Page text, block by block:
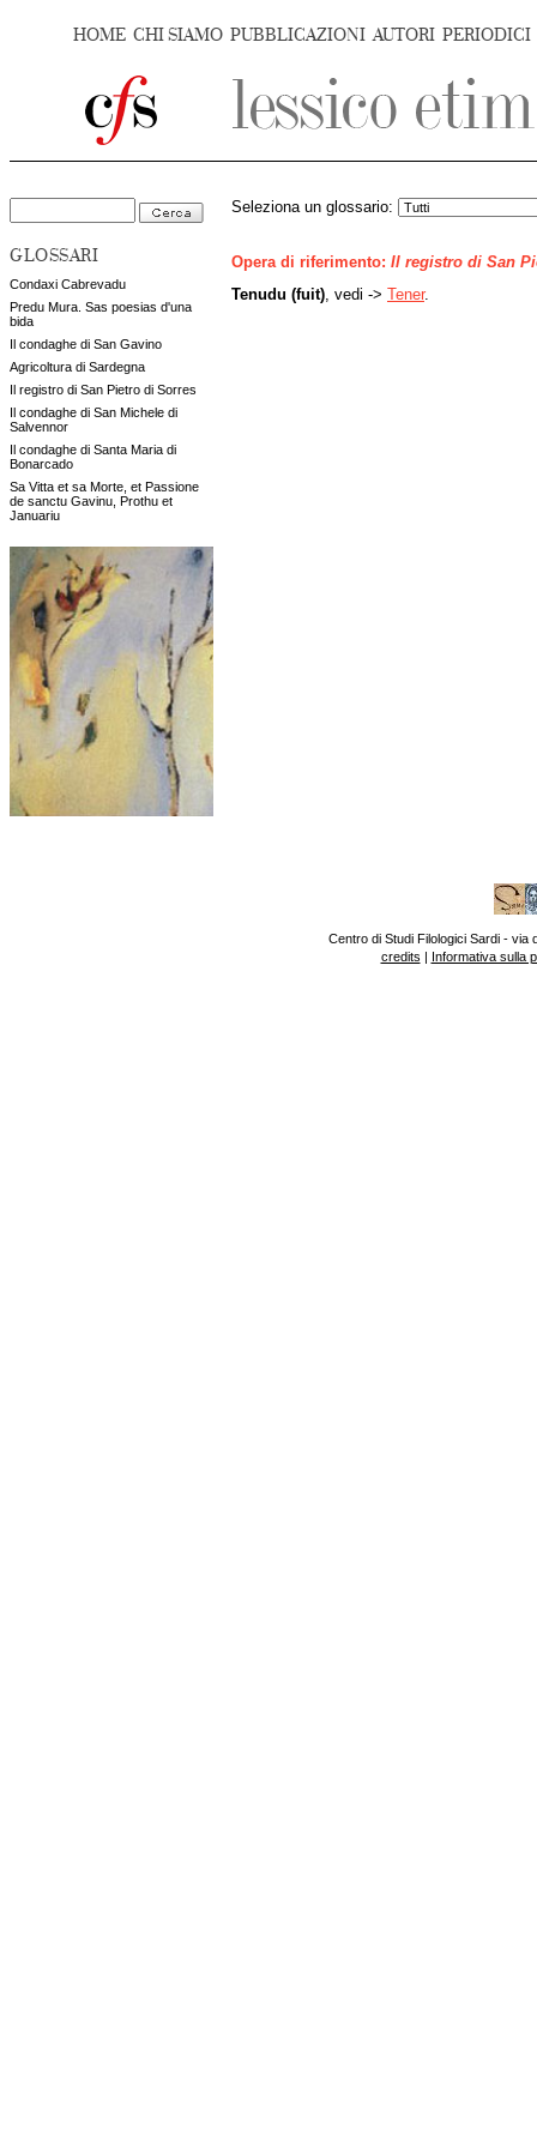
HOME CHI SIAMO PUBBLICAZIONI AUTORI PERIODICI
GLOSSARI
Condaxi Cabrevadu
Predu Mura. Sas poesias d'una
bida
Il condaghe di San Gavino
Agricoltura di Sardegna
Il registro di San Pietro di Sorres
Il condaghe di San Michele di
Salvennor
Il condaghe di Santa Maria di
Bonarcado
Sa Vitta et sa Morte, et Passione
de sanctu Gavinu, Prothu et
Januariu
Seleziona un glossario:
Opera di riferimento: Il registro di San
Tenudu (fuit) , vedi -> Tener.
Centro di Studi Filologici Sardi - via
credits | Informativa sulla